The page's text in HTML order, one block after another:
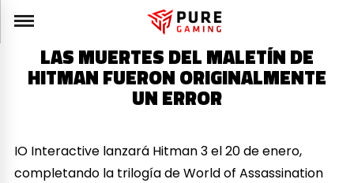
LAS MUERTES DEL MALETÍN DE
HITMAN FUERON ORIGINALMENTE
UN ERROR
IO Interactive lanzará Hitman 3 el 20 de enero,
completando la trilogía de World of Assassination